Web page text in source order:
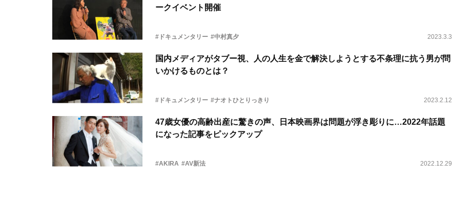
ークイベント開催
#ドキュメンタリー #中村真夕 2023.3.3
国内メディアがタブー視、人の人生を金で解決しようとする不条理に抗う男が問
いかけるものとは？
#ドキュメンタリー #ナオトひとりっきり 2023.2.12
47歳女優の高齢出産に驚きの声、日本映画界は問題が浮き彫りに…2022年話題
になった記事をピックアップ
#AKIRA #AV新法 2022.12.29